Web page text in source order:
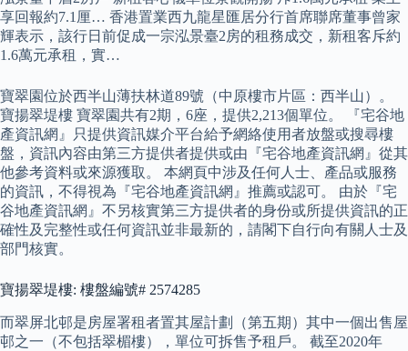
享回報約7.1厘… 香港置業西九龍星匯居分行首席聯席董事曾家
輝表示，該行日前促成一宗泓景臺2房的租務成交，新租客斥約
1.6萬元承租，實…
寶翠園位於西半山薄扶林道89號（中原樓市片區：西半山）。
寶揚翠堤樓 寶翠園共有2期，6座，提供2,213個單位。 『宅谷地
產資訊網』只提供資訊媒介平台給予網絡使用者放盤或搜尋樓
盤，資訊內容由第三方提供者提供或由『宅谷地產資訊網』從其
他參考資料或來源獲取。 本網頁中涉及任何人士、產品或服務
的資訊，不得視為『宅谷地產資訊網』推薦或認可。 由於『宅
谷地產資訊網』不另核實第三方提供者的身份或所提供資訊的正
確性及完整性或任何資訊並非最新的，請閣下自行向有關人士及
部門核實。
寶揚翠堤樓: 樓盤編號# 2574285
而翠屏北邨是房屋署租者置其屋計劃（第五期）其中一個出售屋
邨之一（不包括翠楣樓），單位可拆售予租戶。 截至2020年